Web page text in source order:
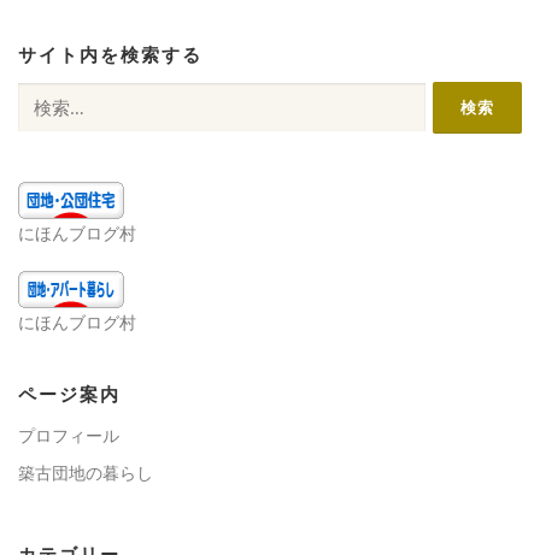
サイト内を検索する
索:
にほんブログ村
にほんブログ村
ページ案内
プロフィール
築古団地の暮らし